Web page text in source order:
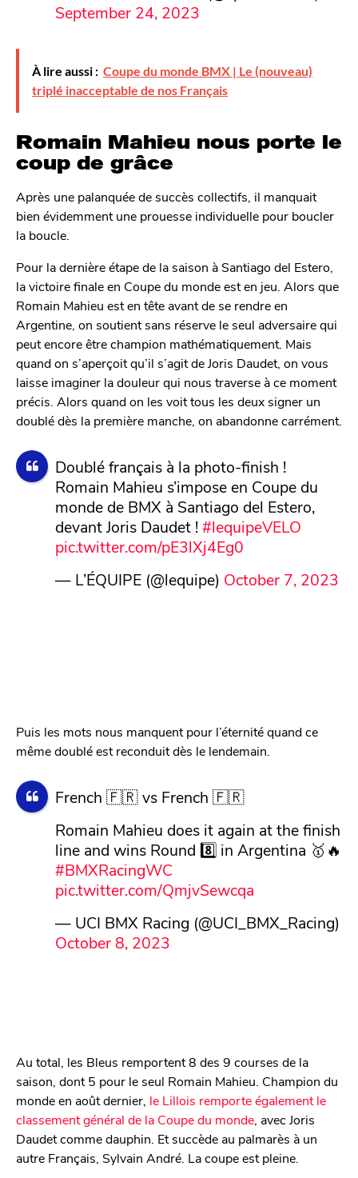
September 24, 2023
À lire aussi : Coupe du monde BMX | Le (nouveau)
triplé inacceptable de nos Français
Romain Mahieu nous porte le
coup de grâce
Après une palanquée de succès collectifs, il manquait
bien évidemment une prouesse individuelle pour boucler
la boucle.
Pour la dernière étape de la saison à Santiago del Estero,
la victoire finale en Coupe du monde est en jeu. Alors que
Romain Mahieu est en tête avant de se rendre en
Argentine, on soutient sans réserve le seul adversaire qui
peut encore être champion mathématiquement. Mais
quand on s’aperçoit qu’il s’agit de Joris Daudet, on vous
laisse imaginer la douleur qui nous traverse à ce moment
précis. Alors quand on les voit tous les deux signer un
doublé dès la première manche, on abandonne carrément.
Doublé français à la photo-finish !
Romain Mahieu s’impose en Coupe du
monde de BMX à Santiago del Estero,
devant Joris Daudet !#lequipeVELO
pic.twitter.com/pE3lXj4Eg0
— L’ÉQUIPE (@lequipe) October 7, 2023
Puis les mots nous manquent pour l’éternité quand ce
même doublé est reconduit dès le lendemain.
French 🇫🇷 vs French 🇫🇷
Romain Mahieu does it again at the finish
line and wins Round 8️⃣ in Argentina 🥇🔥
#BMXRacingWC
pic.twitter.com/QmjvSewcqa
— UCI BMX Racing (@UCI_BMX_Racing)
October 8, 2023
Au total, les Bleus remportent 8 des 9 courses de la
saison, dont 5 pour le seul Romain Mahieu. Champion du
monde en août dernier, le Lillois remporte également le
classement général de la Coupe du monde , avec Joris
Daudet comme dauphin. Et succède au palmarès à un
autre Français, Sylvain André. La coupe est pleine.